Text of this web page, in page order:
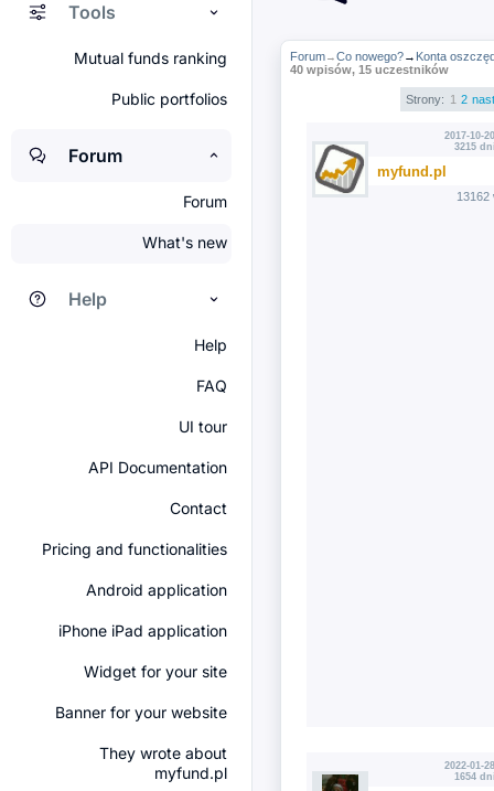
Tools
Mutual funds ranking
Public portfolios
Forum
Forum
What's new
Help
Help
FAQ
UI tour
API Documentation
Contact
Pricing and functionalities
Android application
iPhone iPad application
Widget for your site
Banner for your website
They wrote about
myfund.pl
Forum→Co nowego?→ Konta
40 wpisów, 15 uczestników
Strony: 1 2
2017-10-
3215
myfund.pl
13162
2022-01-
1654